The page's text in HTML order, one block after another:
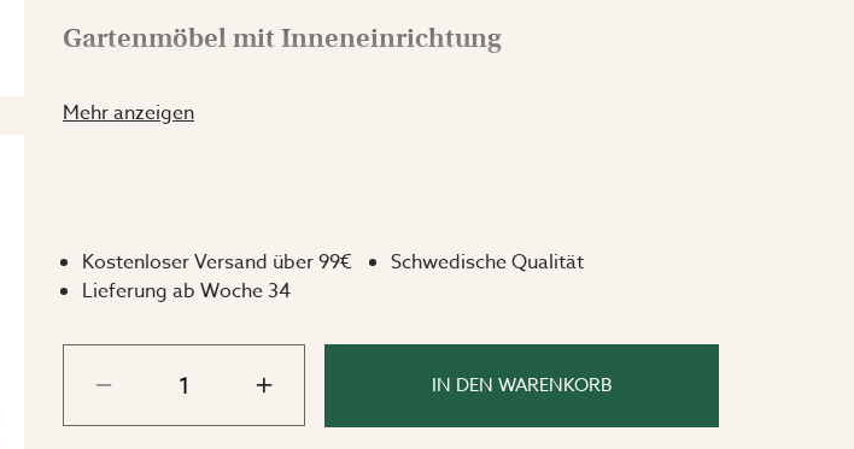
Gartenmöbel mit Inneneinrichtung
Die Serie Ginger ist eine Lounge-Gruppe, die aus
verschiedene Couchtische. Das zweite Produktbild zeigt
einen Vorschlag für eine Kombination.
Maße:
Mehr anzeigen
Kostenloser Versand über 99€
Schwedische Qualität
Lieferung ab Woche 34
IN DEN WARENKORB